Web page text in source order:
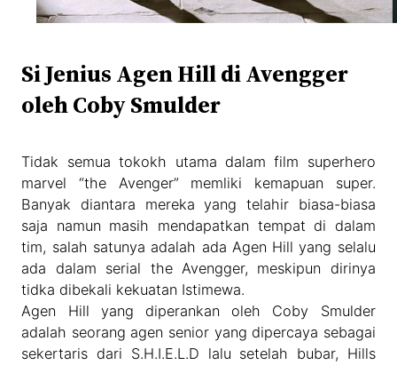
Si Jenius Agen Hill di Avengger
oleh Coby Smulder
Tidak semua tokokh utama dalam film superhero
marvel “the Avenger” memliki kemapuan super.
Banyak diantara mereka yang telahir biasa-biasa
saja namun masih mendapatkan tempat di dalam
tim, salah satunya adalah ada Agen Hill yang selalu
ada dalam serial the Avengger, meskipun dirinya
tidka dibekali kekuatan Istimewa.
Agen Hill yang diperankan oleh Coby Smulder
adalah seorang agen senior yang dipercaya sebagai
sekertaris dari S.H.I.E.L.D lalu setelah bubar, Hills